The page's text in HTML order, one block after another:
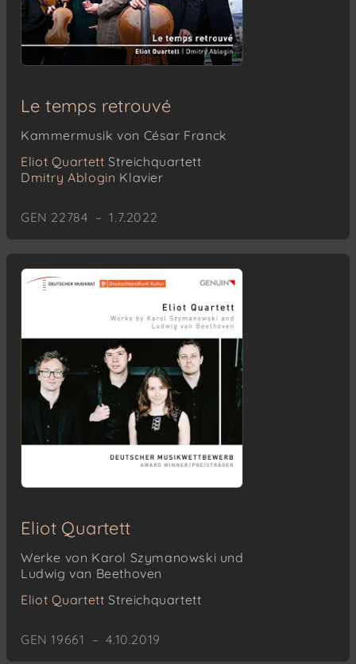
Le temps retrouvé
Kammermusik von César Franck
Eliot Quartett Streichquartett
Dmitry Ablogin Klavier
GEN 22784 – 1.7.2022
Eliot Quartett
Werke von Karol Szymanowski und
Ludwig van Beethoven
Eliot Quartett Streichquartett
GEN 19661 – 4.10.2019